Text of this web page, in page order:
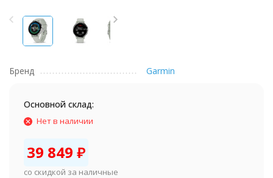
Бренд Garmin
Основной склад:
Нет в наличии
39 849 ₽
со скидкой за наличные